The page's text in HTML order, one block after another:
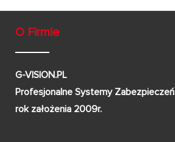
O Firmie
G-VISION.PL
Profesjonalne Systemy Zabezpieczeń
rok założenia 2009r.